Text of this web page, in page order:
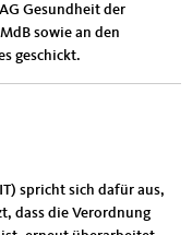
Gesundheit der
sowie an den
geschickt.
spricht sich dafür aus,
dass die Verordnung